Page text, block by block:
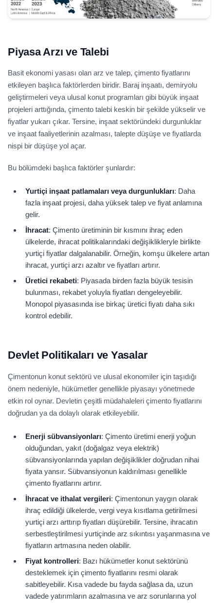
Piyasa Arzı ve Talebi
Basit ekonomi yasası olan arz ve talep, çimento fiyatlarını
etkileyen başlıca faktörlerden biridir. Baraj inşaatı, demiryolu
geliştirmeleri veya ulusal konut programları gibi büyük inşaat
projeleri arttığında, çimento talebi keskin bir şekilde yükselir ve
fiyatlar yukarı çıkar. Tersine, inşaat sektöründeki durgunluklar
ve inşaat faaliyetlerinin azalması, talepte düşüşe ve fiyatlarda
nispi bir düşüşe yol açar.
Bu bölümdeki başlıca faktörler şunlardır:
Yurtiçi inşaat patlamaları veya durgunlukları: Daha
fazla inşaat projesi, daha yüksek talep ve fiyat anlamına
gelir.
İhracat: Çimento üretiminin bir kısmını ihraç eden
ülkelerde, ihracat politikalarındaki değişiklikleryle birlikte
yurtiçi fiyatlar dalgalanabilir. Örneğin, komşu ülkelere artan
ihracat, yurtiçi arzı azaltır ve fiyatları artırır.
Üretici rekabeti: Piyasada birden fazla büyük tesisin
bulunması, rekabet yoluyla fiyatları dengeleyebilir.
Monopol piyasasında ise birkaç üretici fiyatı daha sıkı
kontrol edebilir.
Devlet Politikaları ve Yasalar
Çimentonun konut sektörü ve ulusal ekonomiler için taşıdığı
önem nedeniyle, hükümetler genellikle piyasayı yönetmede
etkin rol oynar. Devletin çeşitli müdahaleleri çimento fiyatlarını
doğrudan ya da dolaylı olarak etkileyebilir.
Enerji sübvansiyonları: Çimento üretimi enerji yoğun
olduğundan, yakıt (doğalgaz veya elektrik)
sübvansiyonlarında yapılan değişiklikler doğrudan nihai
fiyata yansır. Sübvansiyonun kaldırılması genellikle
çimento fiyatlarını artırır.
İhracat ve ithalat vergileri: Çimentonun yaygın olarak
ihraç edildiği ülkelerde, vergi veya kısıtlama getirilmesi
yurtiçi arzı arttırıp fiyatları düşürebilir. Tersine, ihracatın
serbestleştirilmesi yurtiçinde arz sıkıntısı yaşanmasına ve
fiyatların artmasına neden olabilir.
Fiyat kontrolleri: Bazı hükümetler konut sektörünü
desteklemek için çimento fiyatlarını resmi olarak
sabitleyebilir. Kısa vadede bu fayda sağlasa da, uzun
vadede yatırımların azalmasına ve arz sorunlarına yol